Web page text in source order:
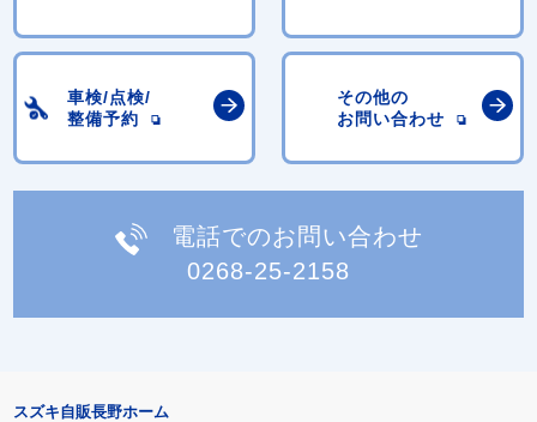
車検/点検/
整備予約
その他の
お問い合わせ
電話でのお問い合わせ
0268-25-2158
スズキ自販長野ホーム